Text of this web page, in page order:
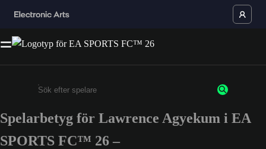
Ange minst 3 tecken eller siffror
Spelarbetyg för Lawrence Agyekum i EA
SPORTS FC™ 26 –